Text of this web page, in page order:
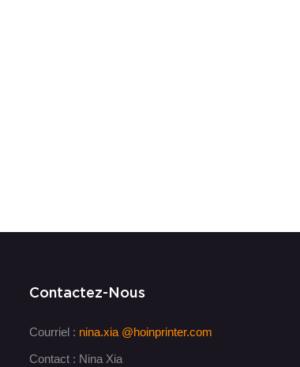
Contactez-Nous
Courriel : nina.xia @hoinprinter.com
Contact : Nina Xia